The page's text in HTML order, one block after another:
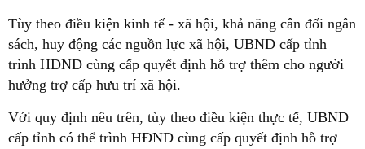
Tùy theo điều kiện kinh tế - xã hội, khả năng cân đối ngân
sách, huy động các nguồn lực xã hội, UBND cấp tỉnh
trình HĐND cùng cấp quyết định hỗ trợ thêm cho người
hưởng trợ cấp hưu trí xã hội.
Với quy định nêu trên, tùy theo điều kiện thực tế, UBND
cấp tỉnh có thể trình HĐND cùng cấp quyết định hỗ trợ